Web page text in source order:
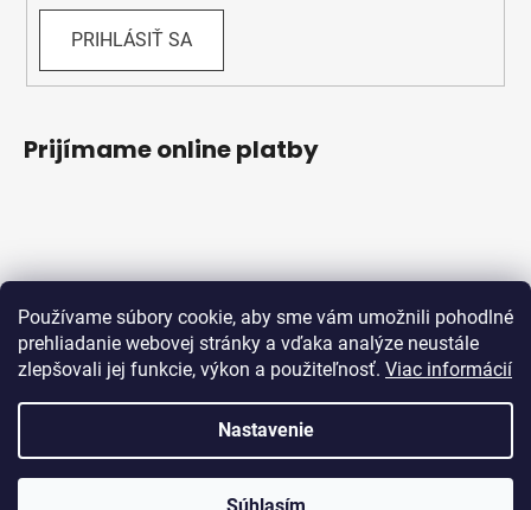
Používame súbory cookie, aby sme vám umožnili pohodlné
prehliadanie webovej stránky a vďaka analýze neustále
zlepšovali jej funkcie, výkon a použiteľnosť. Viac informácií
Nastavenie
PRIHLÁSIŤ SA
Prijímame online platby
Obchodné podmienky
Ochrana osobných údajov
Vytvoril Shoptet